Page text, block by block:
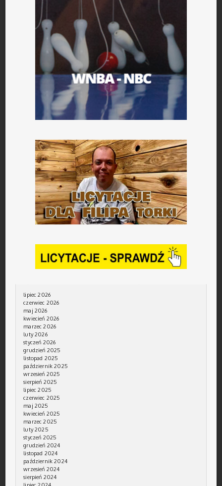
lipiec 2026
czerwiec 2026
maj 2026
kwiecień 2026
marzec 2026
luty 2026
styczeń 2026
grudzień 2025
listopad 2025
październik 2025
wrzesień 2025
sierpień 2025
lipiec 2025
czerwiec 2025
maj 2025
kwiecień 2025
marzec 2025
luty 2025
styczeń 2025
grudzień 2024
listopad 2024
październik 2024
wrzesień 2024
sierpień 2024